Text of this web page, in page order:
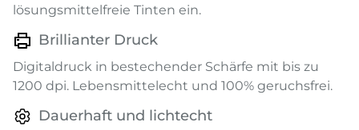
lösungsmittelfreie Tinten ein.
Brillianter Druck
Digitaldruck in bestechender Schärfe mit bis zu
1200 dpi. Lebensmittelecht und 100% geruchsfrei.
Dauerhaft und lichtecht